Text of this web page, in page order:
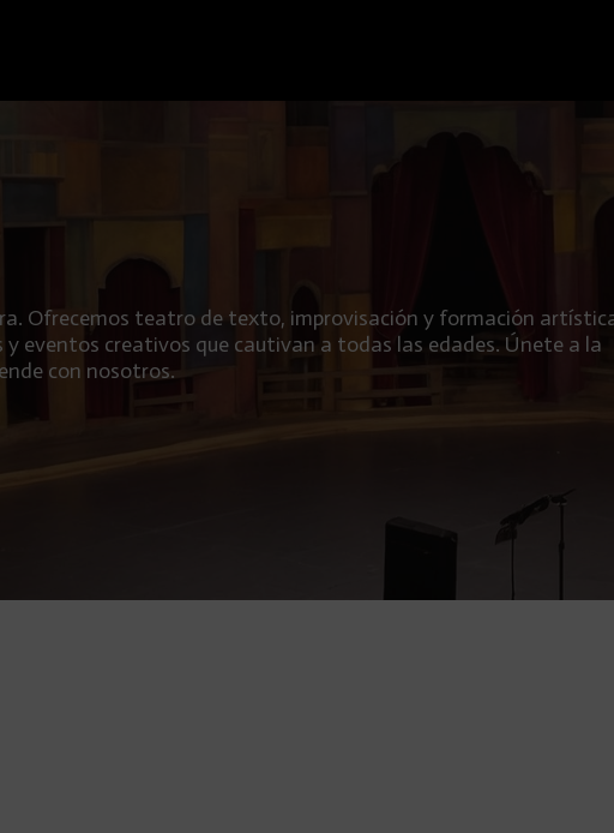
Ofrecemos teatro de texto, improvisación y formación
eventos creativos que cautivan a todas las edades. Únete a la
con nosotros.